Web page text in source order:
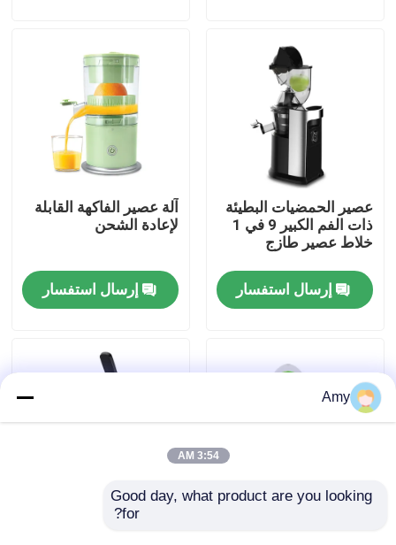
المنتجات
فيديوهات
حولنا
جولة في المصنع
مراقبة الجودة
أخبار
عصير الحمضيات البطيئة
ذات الفم الكبير 9 في 1
خلاط عصير طازج
إرسال استفسار
آلة عصير الفاكهة القابلة
لإعادة الشحن
إرسال استفسار
Amy
3:54 AM
Good day, what product are you looking
for?